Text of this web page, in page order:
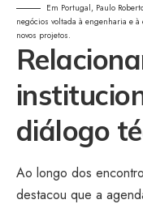
Em Portugal, Paulo
negócios voltada à engenharia e
novos projetos.
diálogo
Ao longo dos
destacou que a